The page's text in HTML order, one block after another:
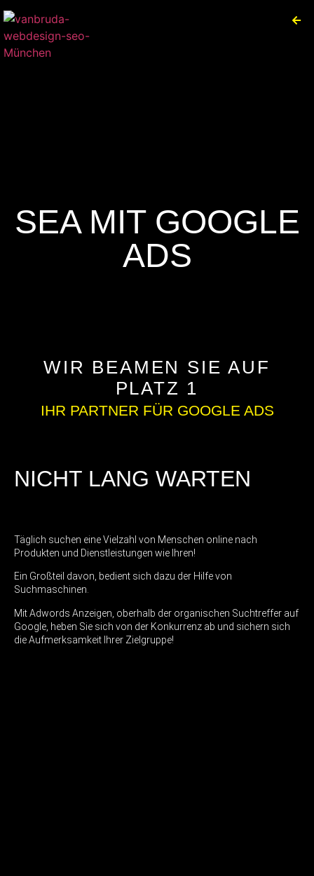
SEA MIT GOOGLE
ADS
WIR BEAMEN SIE AUF
PLATZ 1
IHR PARTNER FÜR GOOGLE ADS
NICHT LANG WARTEN
Täglich suchen eine Vielzahl von Menschen online nach
Produkten und Dienstleistungen wie Ihren!
Ein Großteil davon, bedient sich dazu der Hilfe von
Suchmaschinen.
Mit Adwords Anzeigen, oberhalb der organischen Suchtreffer auf
Google, heben Sie sich von der Konkurrenz ab und sichern sich
die Aufmerksamkeit Ihrer Zielgruppe!